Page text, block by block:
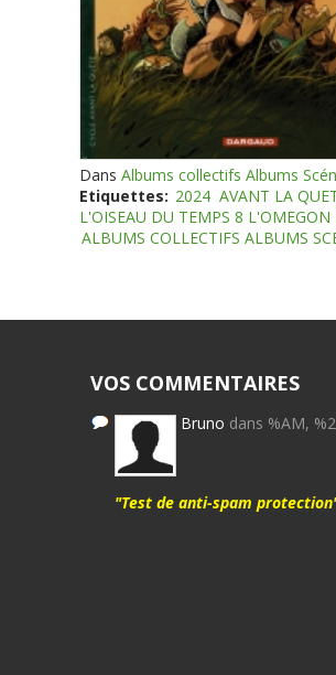
Dans Albums collectifs Albums
Etiquettes: 2024 AVANT LA
L'OISEAU DU TEMPS 8 L'OMEGON
ALBUMS COLLECTIFS ALBUMS
VOS COMMENTAIRES
Bruno dans %AM,
"Test de anti-spam